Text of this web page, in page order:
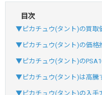
おりパンダ
・新規登録で
SVGC7P
目次
▼ピカチュウ(タント)の買取
▼ピカチュウ(タント)の価格
▼ピカチュウ(タント)の
▼ピカチュウ(タント)は高騰
▼ピカチュウ(タント)の入手